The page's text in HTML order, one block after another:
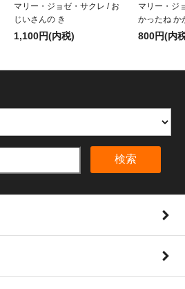
マリー・ジョゼ・サクレ / お
じいさんの き
1,100円(内税)
マリー・ジ
かったね か
800円(内
検索